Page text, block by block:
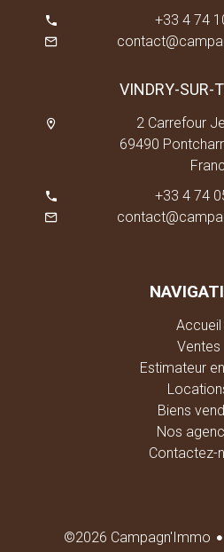
+33 4 74
VINDRY-SUR-
2 Carrefour
69490
+33 4 74
Accueil
Ventes
Estimateur
Biens
Nos
Contactez-
©2026 Campagn'Immo